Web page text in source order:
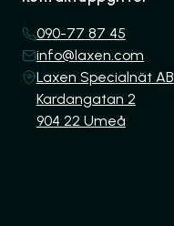
090-77 87 45
info@laxen.com
Laxen Specialnät AB
Kardangatan 2
904 22 Umeå